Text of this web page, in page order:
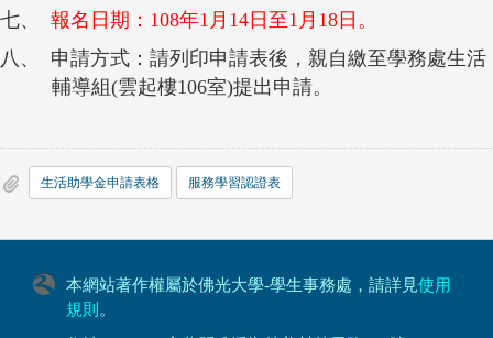
七、
報名日期： 108年1 月 14 日至1 月 18 日。
八、
申請方式：請列印申請表後，親自繳至學務處生活
輔導組(雲起樓106室)提出申請。
生活助學金申請表格 服務學習認證表
本網站著作權屬於佛光大學-學生事務處，請詳見使用
規則 。